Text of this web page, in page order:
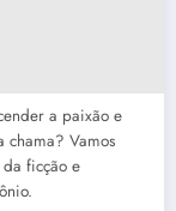
a paixão e
chama? Vamos
ficção e